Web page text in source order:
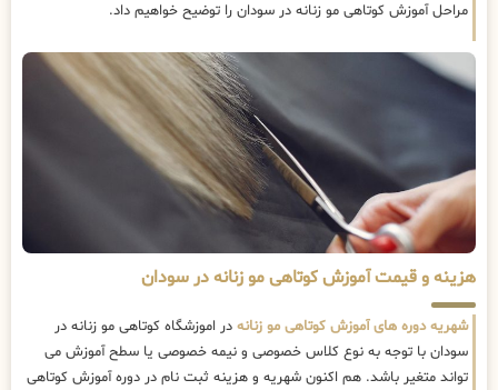
مراحل آموزش کوتاهی مو زنانه در سودان را توضیح خواهیم داد.
هزینه و قیمت آموزش کوتاهی مو زنانه در سودان
شهریه دوره های آموزش کوتاهی مو زنانه در اموزشگاه کوتاهی مو زنانه در
سودان با توجه به نوع کلاس خصوصی و نیمه خصوصی یا سطح آموزش می
تواند متغیر باشد. هم اکنون شهریه و هزینه ثبت نام در دوره آموزش کوتاهی